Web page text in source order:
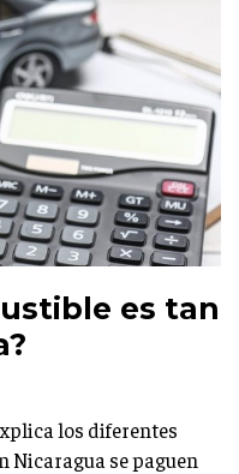
es tan
los diferentes
Nicaragua se paguen